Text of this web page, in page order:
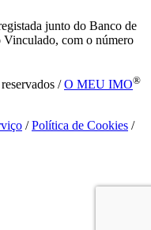
junto do Banco de
com o número
/O MEU IMO®
/Política de Cookies /